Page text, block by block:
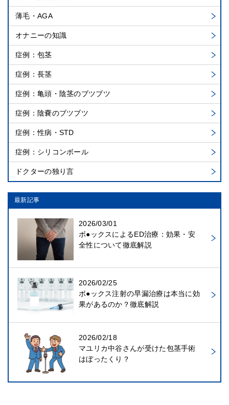
薄毛・AGA
オナニーの知識
症例：包茎
症例：長茎
症例：亀頭・陰茎のブツブツ
症例：陰嚢のブツブツ
症例：性病・STD
症例：シリコンボール
ドクターの独り言
最新記事
2026/03/01
ボ●ックスによるED治療：効果・安
全性について徹底解説
2026/02/25
ボ●ックス注射の早漏治療は本当に効
果があるのか？徹底解説
2026/02/18
マユリカ中谷さんが受けた包茎手術
はぼったくり？